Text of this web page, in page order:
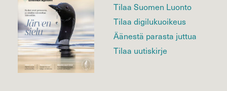
Tilaa Suomen Luonto
Tilaa digilukuoikeus
Äänestä parasta juttua
Tilaa uutiskirje